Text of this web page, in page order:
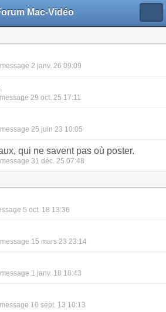
Mac-Vidéo
2 janv. 26 09:09
29 oct. 25 17:11
25 juin 23 10:05
qui ne savent pas où poster.
31 déc. 25 07:48
5 oct. 18 13:36
15 mars 23 23:14
1 janv. 18 18:43
10 sept. 13 10:13